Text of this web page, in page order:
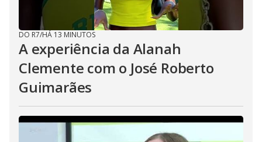
DO R7/HÁ 13 MINUTOS
A experiência da Alanah
Clemente com o José Roberto
Guimarães